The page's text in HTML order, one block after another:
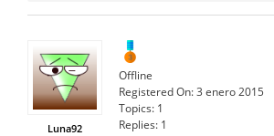
Luna92
Offline
Registered On:3 enero 2015
Topics: 1
Replies: 1